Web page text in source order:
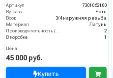
Артикул
7301062100
By-pass
Есть
Вход
3/4 наружняя резьба
Материал
Латунь
2
В коробке
1
Цена
45 000 руб.
Купить